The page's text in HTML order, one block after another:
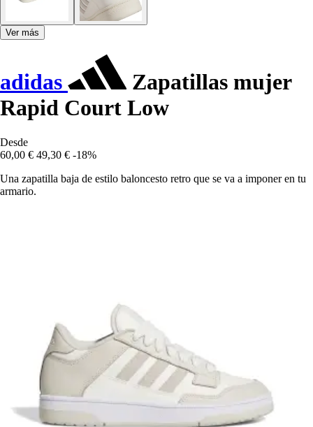
Ver más
adidas
Zapatillas mujer
Rapid Court Low
Desde
60,00 € 49,30 € -18%
Una zapatilla baja de estilo baloncesto retro que se va a imponer en tu
armario.